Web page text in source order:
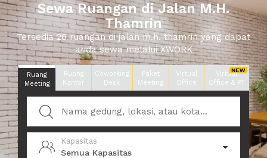
Sewa Ruangan di Jalan M.H.
Thamrin
Tersedia 26 ruangan di jalan m.h. thamrin yang dapat
anda sewa melalui XWORK
Ruang
Meeting
Ruang
Kantor
Coworking
Desk
Paket
Meeting
Virtual
Office
Virtual
Office & PT
Kapasitas
Semua Kapasitas